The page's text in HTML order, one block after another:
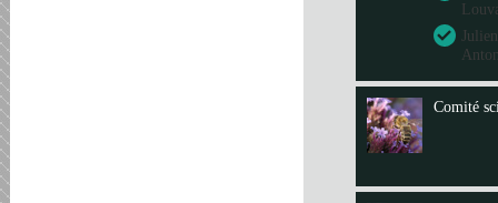
Comité